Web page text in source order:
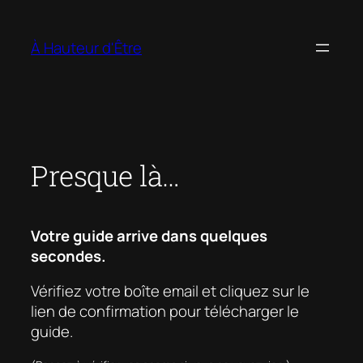
contenu
À Hauteur d'Être
Presque là…
Votre guide arrive dans quelques
secondes.
Vérifiez votre boîte email et cliquez sur le
lien de confirmation pour télécharger le
guide.